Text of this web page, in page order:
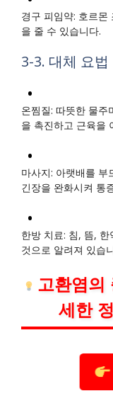
경구 피임약: 호르몬
을 줄 수 있습니다.
3-3. 대체 요법
온찜질: 따뜻한 물
을 촉진하고 근육을
마사지: 아랫배를 부
긴장을 완화시켜 통
한방 치료: 침, 뜸,
것으로 알려져 있습
고환염의
세한